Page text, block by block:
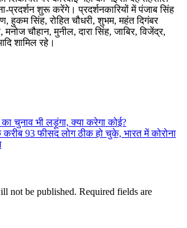
प्रदर्शन शुरू करेंगे। प्रदर्शनकारियों में पंजाब सिंह
हुकम सिंह, रोहित चौधरी, शुभम, महंत दिगंबर
मनोज चौहान, मुनील, दारा सिंह, जाबिर, विजेंद्र,
शामिल रहे।
चुनाव भी लड़ूंगा, क्या करेगा कोई?
93 फीसद लोग ठीक हो चुके, भारत में कोरोना
not be published. Required fields are